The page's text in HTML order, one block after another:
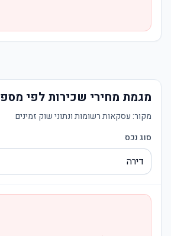
מגמת מחירי שכירות לפי
מקור: עסקאות רשומות ונתוני שוק זמינים
סוג נכס